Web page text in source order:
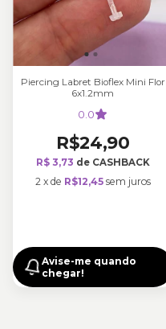
Piercing Labret Bioflex Mini Flor
6x1.2mm
0.0
R$24,90
R$ 3,73 de CASHBACK
2 x de R$12,45 sem juros
Avise-me quando
chegar!